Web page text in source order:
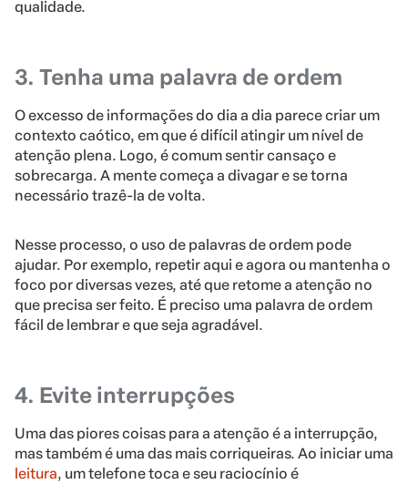
qualidade.
3. Tenha uma palavra de ordem
O excesso de informações do dia a dia parece criar um
contexto caótico, em que é difícil atingir um nível de
atenção plena. Logo, é comum sentir cansaço e
sobrecarga. A mente começa a divagar e se torna
necessário trazê-la de volta.
Nesse processo, o uso de palavras de ordem pode
ajudar. Por exemplo, repetir aqui e agora ou mantenha o
foco por diversas vezes, até que retome a atenção no
que precisa ser feito. É preciso uma palavra de ordem
fácil de lembrar e que seja agradável.
4. Evite interrupções
Uma das piores coisas para a atenção é a interrupção,
mas também é uma das mais corriqueiras. Ao iniciar uma
leitura, um telefone toca e seu raciocínio é